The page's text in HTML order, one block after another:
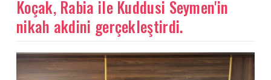
Koçak, Rabia ile Kuddusi Seymen'in
nikah akdini gerçekleştirdi.